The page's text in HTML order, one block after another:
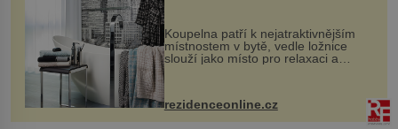
Koupelna patří k nejatraktivnějším
místnostem v bytě, vedle ložnice
slouží jako místo pro relaxaci a
odpočinek. Koupelnový textil –
ručníky, osušky a koberečky –
mohou jako mávnutím kouzelného
proutku...
rezidenceonline.cz